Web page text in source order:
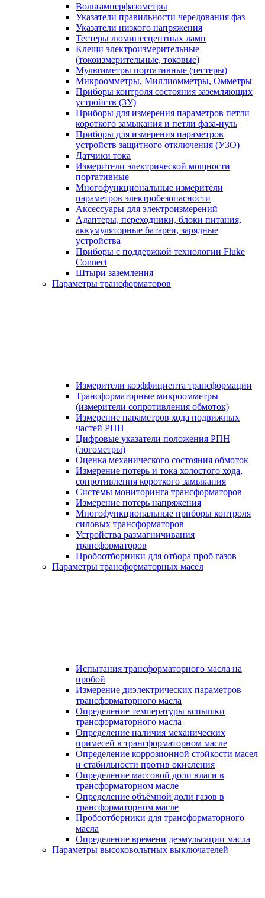
Вольтамперфазометры
Указатели правильности чередования фаз
Указатели низкого напряжения
Тестеры люминесцентных ламп
Клещи электроизмерительные
(токоизмерительные, токовые)
Мультиметры портативные (тестеры)
Микроомметры, Миллиомметры, Омметры
Приборы контроля состояния заземляющих
устройств (ЗУ)
Приборы для измерения параметров петли
короткого замыкания и петли фаза-нуль
Приборы для измерения параметров
устройств защитного отключения (УЗО)
Датчики тока
Измерители электрической мощности
портативные
Многофункциональные измерители
параметров электробезопасности
Аксессуары для электроизмерений
Адаптеры, переходники, блоки питания,
аккумуляторные батареи, зарядные
устройства
Приборы с поддержкой технологии Fluke
Connect
Штыри заземления
Параметры трансформаторов
Измерители коэффициента трансформации
Трансформаторные микроомметры
(измерители сопротивления обмоток)
Измерение параметров хода подвижных
частей РПН
Цифровые указатели положения РПН
(логометры)
Оценка механического состояния обмоток
Измерение потерь и тока холостого хода,
сопротивления короткого замыкания
Системы мониторинга трансформаторов
Измерение потерь напряжения
Многофункциональные приборы контроля
силовых трансформаторов
Устройства размагничивания
трансформаторов
Пробоотборники для отбора проб газов
Параметры трансформаторных масел
Испытания трансформаторного масла на
пробой
Измерение диэлектрических параметров
трансформаторного масла
Определение температуры вспышки
трансформаторного масла
Определение наличия механических
примесей в трансформаторном масле
Определение коррозионной стойкости масел
и стабильности против окисления
Определение массовой доли влаги в
трансформаторном масле
Определение объёмной доли газов в
трансформаторном масле
Пробоотборники для трансформаторного
масла
Определение времени деэмульсации масла
Параметры высоковольтных выключателей